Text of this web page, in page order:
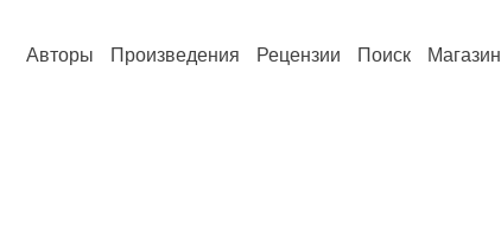
Авторы Произведения Рецензии Поиск Магазин